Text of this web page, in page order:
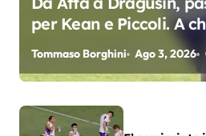
per Kean e Piccoli. A
oscar del
Tommaso Borghini Ago 3, 2026